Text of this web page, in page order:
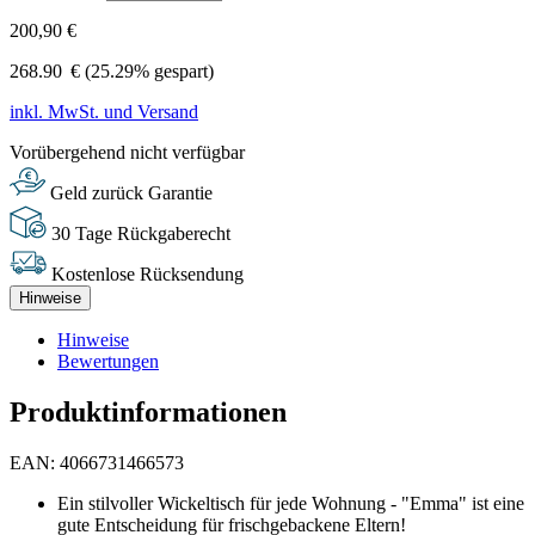
200,90 €
268.90 € (25.29% gespart)
inkl. MwSt. und Versand
Vorübergehend nicht verfügbar
Geld zurück Garantie
30 Tage Rückgaberecht
Kostenlose Rücksendung
Hinweise
Hinweise
Bewertungen
Produktinformationen
EAN: 4066731466573
Ein stilvoller Wickeltisch für jede Wohnung - "Emma" ist eine
gute Entscheidung für frischgebackene Eltern!